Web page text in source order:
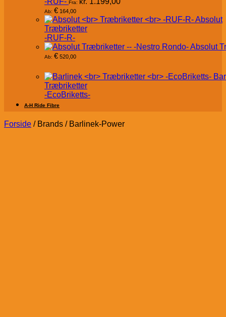
Fra:
Ab: € 164,00
Absolut
Træbriketter
-RUF-R-
Absolut
Ab: € 520,00
Træbriketter
-EcoBriketts-
A-H Ride Fibre
Forside /Brands /Barlinek-Power